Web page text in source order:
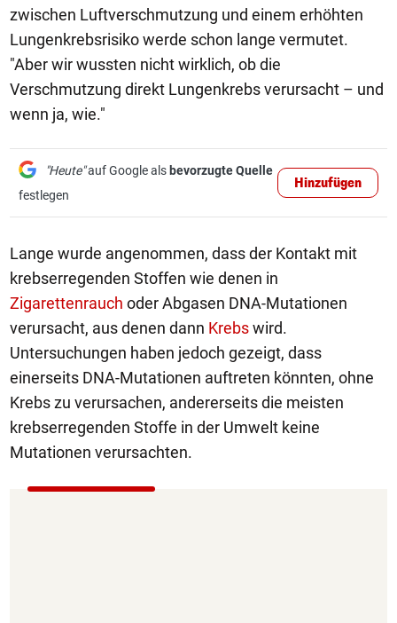
zwischen Luftverschmutzung und einem erhöhten
Lungenkrebsrisiko werde schon lange vermutet.
"Aber wir wussten nicht wirklich, ob die
Verschmutzung direkt Lungenkrebs verursacht – und
wenn ja, wie."
"Heute"auf Google als bevorzugte Quelle
festlegen
Hinzufügen
Lange wurde angenommen, dass der Kontakt mit
krebserregenden Stoffen wie denen in
Zigarettenrauch oder Abgasen DNA-Mutationen
verursacht, aus denen dann Krebswird.
Untersuchungen haben jedoch gezeigt, dass
einerseits DNA-Mutationen auftreten könnten, ohne
Krebs zu verursachen, andererseits die meisten
krebserregenden Stoffe in der Umwelt keine
Mutationen verursachten.